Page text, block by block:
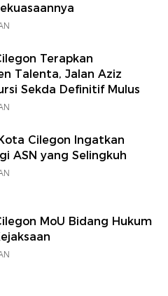
Terapkan
Talenta, Jalan Aziz
Sekda Definitif Mulus
Cilegon Ingatkan
ASN yang Selingkuh
MoU Bidang Hukum